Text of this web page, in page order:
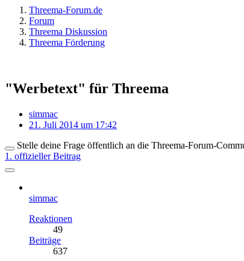
Threema-Forum.de
Forum
Threema Diskussion
Threema Förderung
"Werbetext" für Threema
simmac
21. Juli 2014 um 17:42
Stelle deine Frage öffentlich an die Threema-Forum-
1. offizieller Beitrag
simmac
Reaktionen
49
Beiträge
637